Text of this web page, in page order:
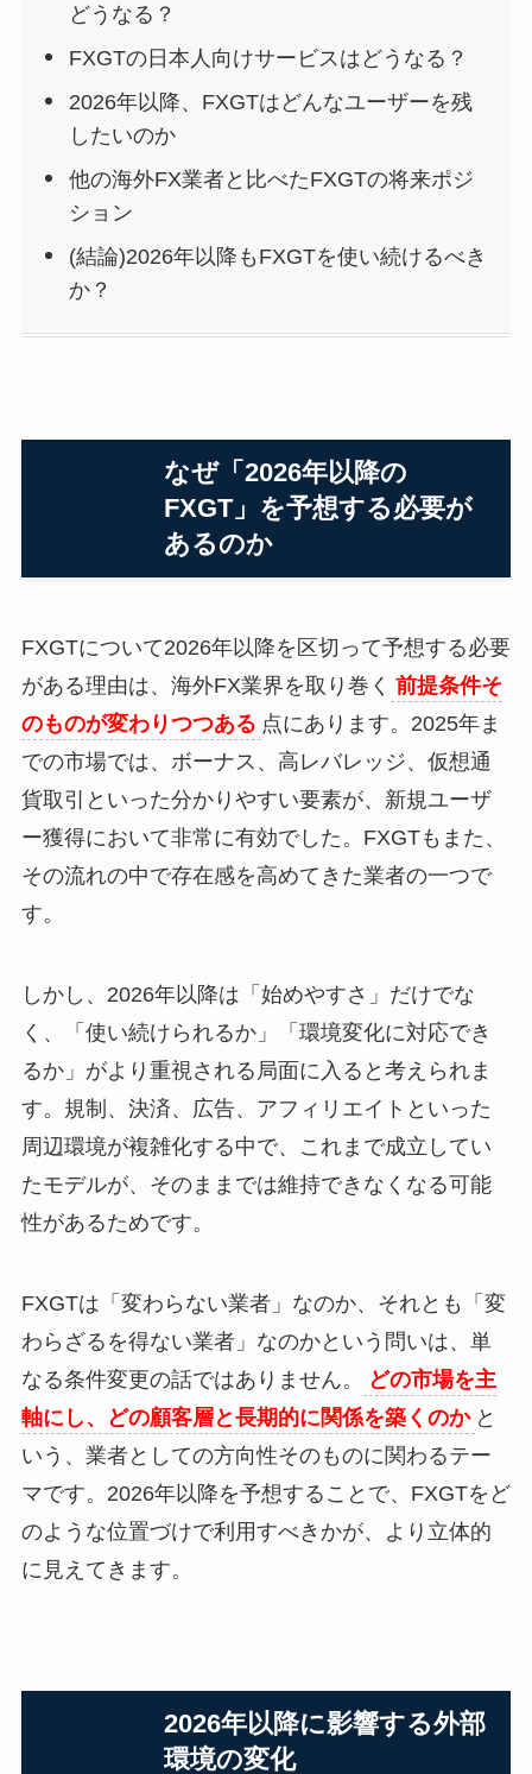
どうなる？
FXGTの日本人向けサービスはどうなる？
2026年以降、FXGTはどんなユーザーを残
したいのか
他の海外FX業者と比べたFXGTの将来ポジ
ション
(結論)2026年以降もFXGTを使い続けるべき
か？
なぜ「2026年以降の
FXGT」を予想する必要が
あるのか
FXGTについて2026年以降を区切って予想する必要
がある理由は、海外FX業界を取り巻く 前提条件そ
のものが変わりつつある 点にあります。2025年ま
での市場では、ボーナス、高レバレッジ、仮想通
貨取引といった分かりやすい要素が、新規ユーザ
ー獲得において非常に有効でした。FXGTもまた、
その流れの中で存在感を高めてきた業者の一つで
す。
しかし、2026年以降は「始めやすさ」だけでな
く、「使い続けられるか」「環境変化に対応でき
るか」がより重視される局面に入ると考えられま
す。規制、決済、広告、アフィリエイトといった
周辺環境が複雑化する中で、これまで成立してい
たモデルが、そのままでは維持できなくなる可能
性があるためです。
FXGTは「変わらない業者」なのか、それとも「変
わらざるを得ない業者」なのかという問いは、単
なる条件変更の話ではありません。
どの市場を主
軸にし、どの顧客層と長期的に関係を築くのか と
いう、業者としての方向性そのものに関わるテー
マです。2026年以降を予想することで、FXGTをど
のような位置づけで利用すべきかが、より立体的
に見えてきます。
2026年以降に影響する外部
環境の変化